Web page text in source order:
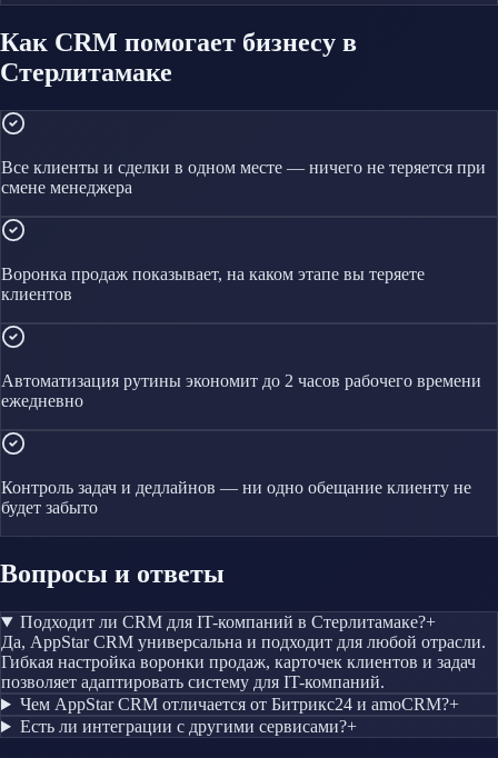
Как CRM помогает бизнесу в
Стерлитамаке
Все клиенты и сделки в одном месте — ничего не теряется при
смене менеджера
Воронка продаж показывает, на каком этапе вы теряете
клиентов
Автоматизация рутины экономит до 2 часов рабочего времени
ежедневно
Контроль задач и дедлайнов — ни одно обещание клиенту не
будет забыто
Вопросы и ответы
Подходит ли CRM для IT-компаний в Стерлитамаке?+
Да, AppStar CRM универсальна и подходит для любой отрасли.
Гибкая настройка воронки продаж, карточек клиентов и задач
позволяет адаптировать систему для IT-компаний.
Чем AppStar CRM отличается от Битрикс24 и amoCRM?+
Есть ли интеграции с другими сервисами?+